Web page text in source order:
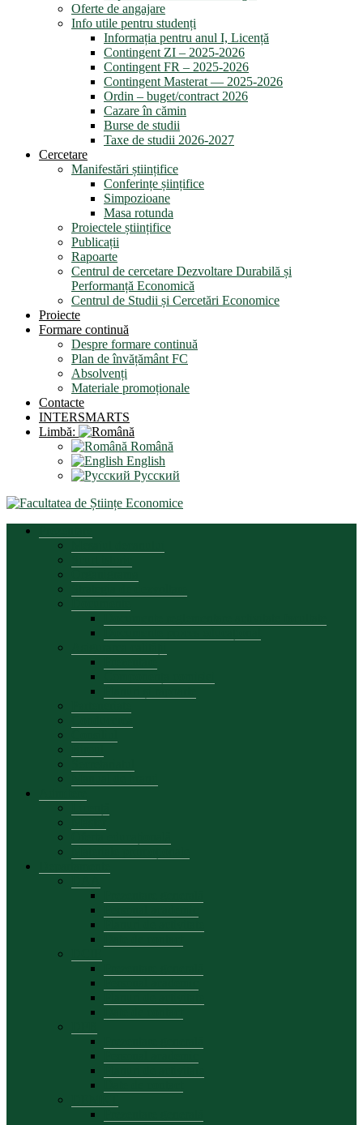
Oferte de angajare
Info utile pentru studenți
Informația pentru anul I, Licență
Contingent ZI – 2025-2026
Contingent FR – 2025-2026
Contingent Masterat — 2025-2026
Ordin – buget/contract 2026
Cazare în cămin
Burse de studii
Taxe de studii 2026-2027
Cercetare
Manifestări științifice
Conferințe șiințifice
Simpozioane
Masa rotunda
Proiectele științifice
Publicații
Rapoarte
Centrul de cercetare Dezvoltare Durabilă și
Performanță Economică
Centrul de Studii și Cercetări Economice
Proiecte
Formare continuă
Despre formare continuă
Plan de învățământ FC
Absolvenți
Materiale promoționale
Contacte
INTERSMARTS
Limbă:
Română
English
Русский